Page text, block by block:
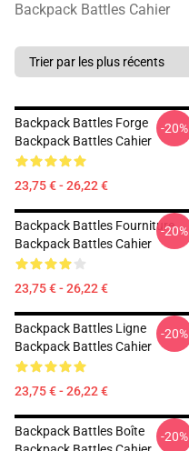
Backpack Battles Cahier
Backpack Battles Forge
Backpack Battles Cahier
23,75 € - 26,22 €
-20%
Backpack Battles Fourniture
Backpack Battles Cahier
23,75 € - 26,22 €
-20%
Backpack Battles Ligne
Backpack Battles Cahier
23,75 € - 26,22 €
-20%
Backpack Battles Boîte
-20%